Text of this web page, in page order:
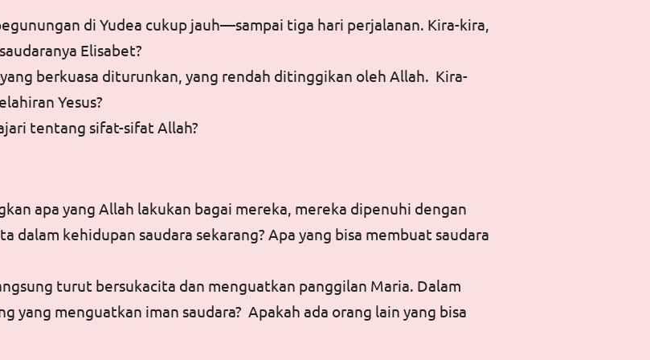
di Yudea cukup jauh—sampai tiga hari perjalanan. Kira-kira,
Elisabet?
berkuasa diturunkan, yang rendah ditinggikan oleh Allah. Kira-
Yesus?
tentang sifat-sifat Allah?
apa yang Allah lakukan bagai mereka, mereka dipenuhi dengan
dalam kehidupan saudara sekarang? Apa yang bisa membuat saudara
turut bersukacita dan menguatkan panggilan Maria. Dalam
yang menguatkan iman saudara? Apakah ada orang lain yang bisa